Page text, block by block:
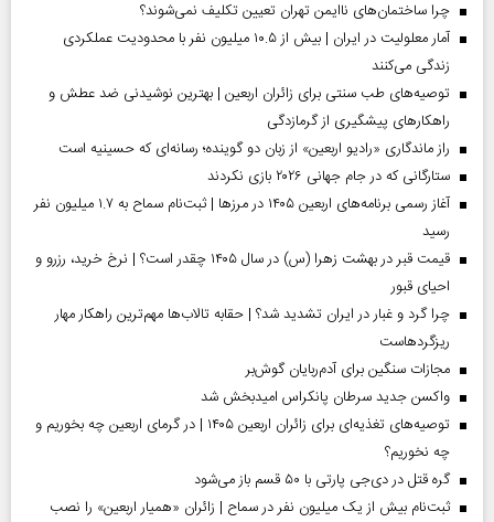
چرا ساختمان‌های ناایمن تهران تعیین تکلیف نمی‌شوند؟
آمار معلولیت در ایران | بیش از ۱۰.۵ میلیون نفر با محدودیت عملکردی
زندگی می‌کنند
توصیه‌های طب سنتی برای زائران اربعین | بهترین نوشیدنی ضد عطش و
راهکارهای پیشگیری از گرمازدگی
راز ماندگاری «رادیو اربعین» از زبان دو گوینده؛ رسانه‌ای که حسینیه است
ستارگانی که در جام جهانی ۲۰۲۶ بازی نکردند
آغاز رسمی برنامه‌های اربعین ۱۴۰۵ در مرز‌ها | ثبت‌نام سماح به ۱.۷ میلیون نفر
رسید
قیمت قبر در بهشت زهرا (س) در سال ۱۴۰۵ چقدر است؟ | نرخ خرید، رزرو و
احیای قبور
چرا گرد و غبار در ایران تشدید شد؟ | حقابه تالاب‌ها مهم‌ترین راهکار مهار
ریزگردهاست
مجازات سنگین برای آدم‌ربایان گوش‌بر
واکسن جدید سرطان پانکراس امیدبخش شد
توصیه‌های تغذیه‌ای برای زائران اربعین ۱۴۰۵ | در گرمای اربعین چه بخوریم و
چه نخوریم؟
گره قتل در دی‌جی پارتی با ۵۰ قسم باز می‌شود
ثبت‌نام بیش از یک میلیون نفر در سماح | زائران «همیار اربعین» را نصب